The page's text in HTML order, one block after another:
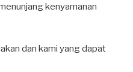
kenyamanan
dan kami yang dapat